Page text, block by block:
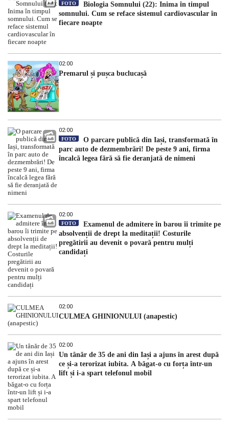
FOTO
Biologia Somnului (22): Inima în timpul
somnului. Cum se reface sistemul cardiovascular în
fiecare noapte
02:00
Premarul și pușca buclucașă
02:00
FOTO
O parcare publică din Iași, transformată în
parc auto de dezmembrări! De peste 9 ani, firma
încalcă legea fără să fie deranjată de nimeni
02:00
FOTO
Examenul de admitere în barou îi trimite pe
absolvenții de drept la meditații! Costurile
pregătirii au devenit o povară pentru mulți
candidați
02:00
CULMEA GHINIONULUI (anapestic)
02:00
Un tânăr de 35 de ani din Iași a ajuns în arest după
ce și-a terorizat iubita. A băgat-o cu forța într-un
lift și i-a spart telefonul mobil